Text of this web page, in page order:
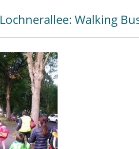
Lochnerallee: Walking